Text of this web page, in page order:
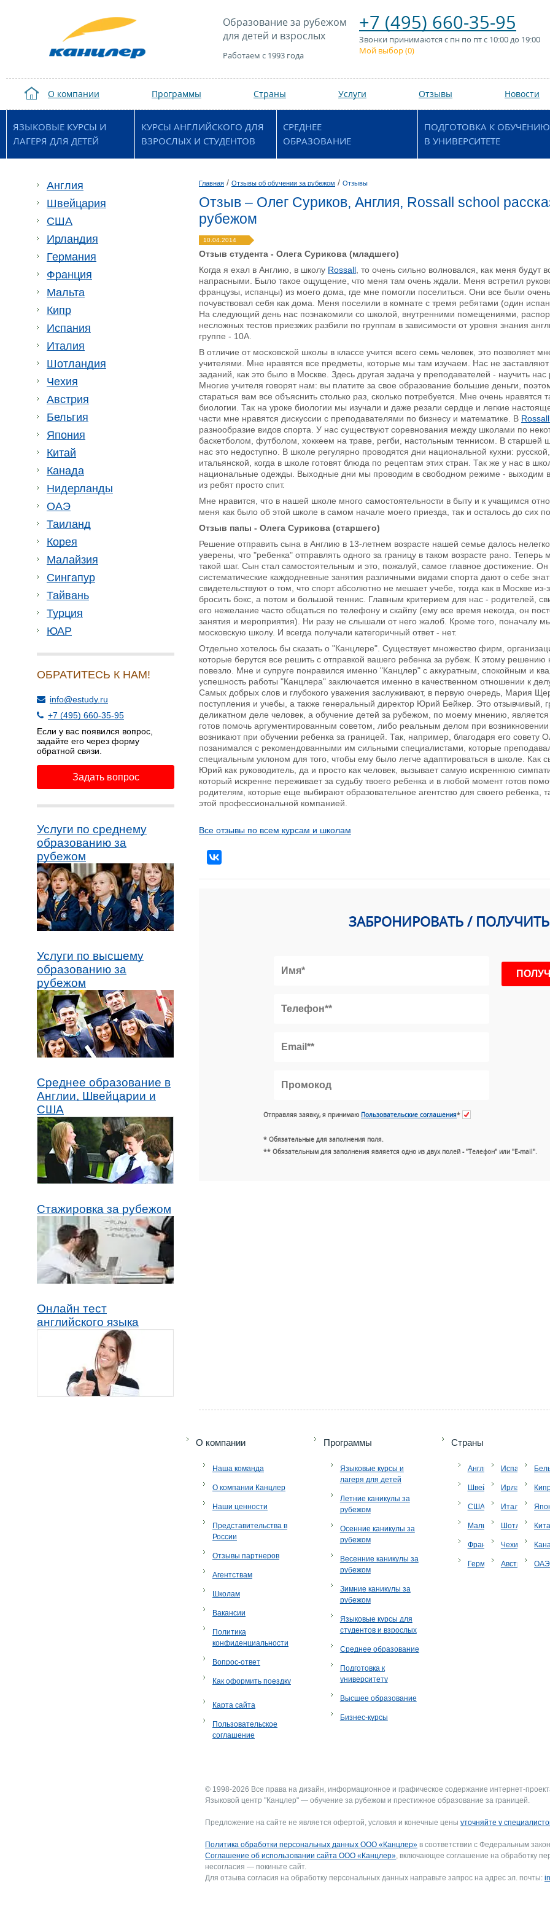
Образование за рубежом
для детей и взрослых
Работаем с 1993 года
+7 (495) 660-35-95
Звонки принимаются с пн по пт с 10:00 до 19:00
Мой выбор (0)
О компании Программы Страны Услуги Отзывы Новости
ЯЗЫКОВЫЕ КУРСЫ И
ЛАГЕРЯ ДЛЯ ДЕТЕЙ
КУРСЫ АНГЛИЙСКОГО ДЛЯ
ВЗРОСЛЫХ И СТУДЕНТОВ
СРЕДНЕЕ
ОБРАЗОВАНИЕ
ПОДГОТОВКА К ОБУЧЕНИЮ
В УНИВЕРСИТЕТЕ
Англия
Швейцария
США
Ирландия
Германия
Франция
Мальта
Кипр
Испания
Италия
Шотландия
Чехия
Австрия
Бельгия
Япония
Китай
Канада
Нидерланды
ОАЭ
Таиланд
Корея
Малайзия
Сингапур
Тайвань
Турция
ЮАР
ОБРАТИТЕСЬ К НАМ!
info@estudy.ru
+7 (495) 660-35-95
Если у вас появился вопрос,
задайте его через форму
обратной связи.
Задать вопрос
Услуги по среднему
образованию за
рубежом
Услуги по высшему
образованию за
рубежом
Среднее образование в
Англии, Швейцарии и
США
Стажировка за рубежом
Онлайн тест
английского языка
Главная / Отзывы об обучении за рубежом / Отзывы
Отзыв – Олег Суриков, Англия, Rossall school
рубежом
10.04.2014
Отзыв студента - Олега Сурикова (младшего)
Когда я ехал в Англию, в школу Rossall , то очень сильно волновался, как меня будут
напрасными. Было такое ощущение, что меня там очень ждали. Меня встретил
французы, испанцы) из моего дома, где мне помогли поселиться. Они все были
почувствовал себя как дома. Меня поселили в комнате с тремя ребятами (один
На следующий день нас познакомили со школой, внутренними помещениями,
несложных тестов приезжих разбили по группам в зависимости от уровня знания
группе - 10А.
В отличие от московской школы в классе учится всего семь человек, это позволяет
учителями. Мне нравятся все предметы, которые мы там изучаем. Нас не
заданий, как это было в Москве. Здесь другая задача у преподавателей - научить
Многие учителя говорят нам: вы платите за свое образование большие деньги,
стараться вам все объяснить столько раз, сколько потребуется. Мне очень
биологии. Так на уроке биологии мы изучали и даже резали сердце и легкие
части мне нравятся дискуссии с преподавателями по бизнесу и математике. В Rossall
разнообразие видов спорта. У нас существуют соревнования между школами по
баскетболом, футболом, хоккеем на траве, регби, настольным теннисом. В старшей
нас это недоступно. В школе регулярно проводятся дни национальной кухни:
итальянской, когда в школе готовят блюда по рецептам этих стран. Так же у нас в
национальные одежды. Выходные дни мы проводим в свободном режиме - выходим в
из ребят просто спит.
Мне нравится, что в нашей школе много самостоятельности в быту и к учащимся
меня как было об этой школе в самом начале моего приезда, так и осталось до сих
Отзыв папы - Олега Сурикова (старшего)
Решение отправить сына в Англию в 13-летнем возрасте нашей семье далось
уверены, что "ребенка" отправлять одного за границу в таком возрасте рано.
такой шаг. Сын стал самостоятельным и это, пожалуй, самое главное достижение. Он
систематические каждодневные занятия различными видами спорта дают о себе
свидетельствуют о том, что спорт абсолютно не мешает учебе, тогда как в Москве
бросить бокс, а потом и большой теннис. Главным критерием для нас - родителей,
его нежелание часто общаться по телефону и скайпу (ему все время некогда, он
занятия и мероприятия). Ни разу не слышали от него жалоб. Кроме того, поначалу
московскую школу. И всегда получали категоричный ответ - нет.
Отдельно хотелось бы сказать о "Канцлере". Существует множество фирм,
которые берутся все решить с отправкой вашего ребенка за рубеж. К этому
повезло. Мне и супруге понравился именно "Канцлер" с аккуратным, спокойным и
успешность работы "Канцлера" заключается именно в качественном отношении к
Самых добрых слов и глубокого уважения заслуживают, в первую очередь, Мария
поступления и учебы, а также генеральный директор Юрий Бейкер. Это
деликатном деле человек, а обучение детей за рубежом, по моему мнению,
готов помочь аргументированным советом, либо реальным делом при
возникают при обучении ребенка за границей. Так, например, благодаря его совету
позанимался с рекомендованными им сильными специалистами, которые
специальным уклоном для того, чтобы ему было легче адаптироваться в школе. Как
Юрий как руководитель, да и просто как человек, вызывает самую искреннюю
который искренне переживает за судьбу твоего ребенка и в любой момент готов
родителям, которые еще выбирают образовательное агентство для своего ребенка,
этой профессиональной компанией.
Все отзывы по всем курсам и школам
ЗАБРОНИРОВАТЬ /
Отправляя заявку, я принимаю Пользовательские соглашения*
* Обязательные для заполнения поля.
** Обязательным для заполнения является одно из двух полей - "Телефон" или "E-mail".
O компании
Наша команда
О компании Канцлер
Наши ценности
Представительства в
России
Отзывы партнеров
Агентствам
Школам
Вакансии
Политика
конфиденциальности
Вопрос-ответ
Как оформить поездку
Карта сайта
Пользовательское
соглашение
Программы
Языковые курсы и
лагеря для детей
Летние каникулы за
рубежом
Осенние каникулы за
рубежом
Весенние каникулы за
рубежом
Зимние каникулы за
рубежом
Языковые курсы для
студентов и взрослых
Среднее образование
Подготовка к
университету
Высшее образование
Бизнес-курсы
Страны
Англия
Швейцария
США
Мальта
Франция
Германия
Испания
Ирландия
Италия
Шотландия
Чехия
Австрия
Кипр
ОАЭ
© 1998-2026 Все права на дизайн, информационное и графическое содержание интернет-
Языковой центр "Канцлер" — обучение за рубежом и престижное образование за границей.
Предложение на сайте не является офертой, условия и конечные цены уточняйте у
Политика обработки персональных данных ООО «Канцлер» в соответствии с Федеральным
Соглашение об использовании сайта ООО «Канцлер», включающее соглашение на обработку
несогласия — покиньте сайт.
Для отзыва согласия на обработку персональных данных направьте запрос на адрес эл. почты: